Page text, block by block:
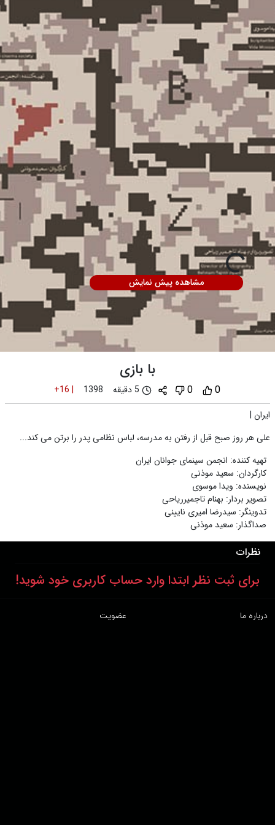
مشاهده پیش نمایش
با بازی
0
0 5 دقیقه 1398
+16 |
ایران |
علی هر روز صبح قبل از رفتن به مدرسه، لباس نظامی پدر را برتن می کند...
تهیه کننده: انجمن سینمای جوانان ایران
کارگردان: سعید موذنی
نویسنده: ویدا موسوی
تصویر بردار: بهنام تاجمیرریاحی
تدوینگر: سیدرضا امیری نایینی
صداگذار: سعید موذنی
نظرات
برای ثبت نظر ابتدا وارد حساب کاربری خود شوید!
درباره ما
عضویت